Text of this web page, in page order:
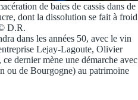
de baies de cassis dans de
dont la dissolution se fait à froid
D.R.
dans les années 50, avec le vin
Lejay-Lagoute, Olivier
dernier mène une démarche avec
ou de Bourgogne) au patrimoine